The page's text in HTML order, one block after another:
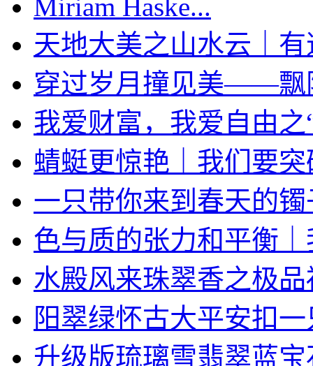
Miriam Haske...
天地大美之山水云｜有
穿过岁月撞见美——飘
我爱财富，我爱自由之
蜻蜓更惊艳｜我们要突
一只带你来到春天的镯
色与质的张力和平衡｜
水殿风来珠翠香之极品
阳翠绿怀古大平安扣一
升级版琉璃雪翡翠蓝宝